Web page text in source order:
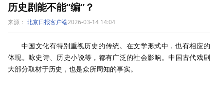
历史剧能不能“编”？
来源： 北京日报客户端2026-03-14 14:04
中国文化有特别重视历史的传统。在文学形式中，也有相应的
体现。咏史诗、历史小说等，都有广泛的社会影响。中国古代戏剧
大部分取材于历史，也是众所周知的事实。